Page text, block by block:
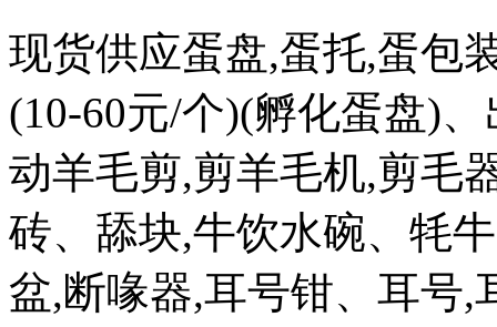
现货供应蛋盘,蛋托,蛋包
(10-60元/个)(孵化蛋盘)
动羊毛剪,剪羊毛机,剪毛
砖、舔块,牛饮水碗、牦
盆,断喙器,耳号钳、耳号,